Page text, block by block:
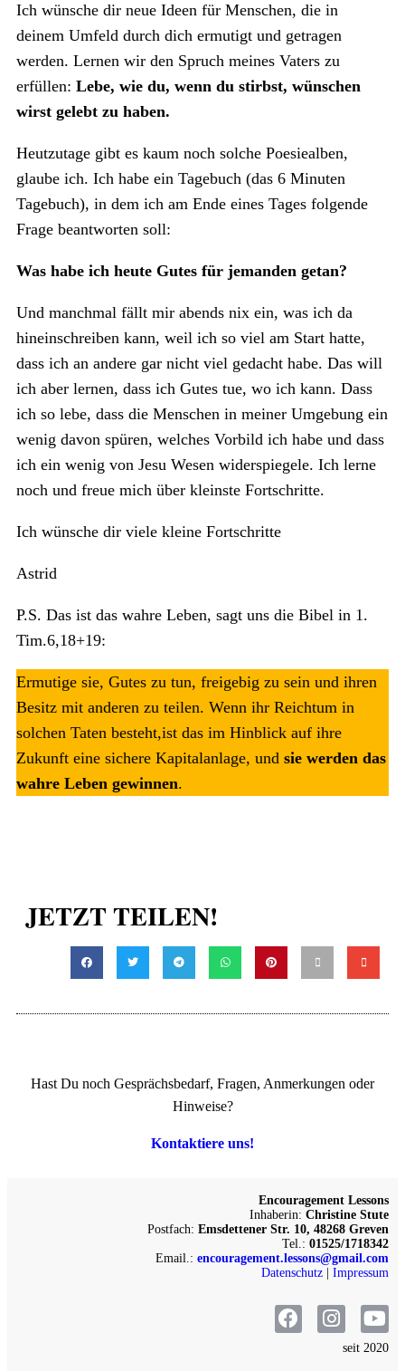
Ich wünsche dir neue Ideen für Menschen, die in
deinem Umfeld durch dich ermutigt und getragen
werden. Lernen wir den Spruch meines Vaters zu
erfüllen: Lebe, wie du, wenn du stirbst, wünschen
wirst gelebt zu haben.
Heutzutage gibt es kaum noch solche Poesiealben,
glaube ich. Ich habe ein Tagebuch (das 6 Minuten
Tagebuch), in dem ich am Ende eines Tages folgende
Frage beantworten soll:
Was habe ich heute Gutes für jemanden getan?
Und manchmal fällt mir abends nix ein, was ich da
hineinschreiben kann, weil ich so viel am Start hatte,
dass ich an andere gar nicht viel gedacht habe. Das will
ich aber lernen, dass ich Gutes tue, wo ich kann. Dass
ich so lebe, dass die Menschen in meiner Umgebung ein
wenig davon spüren, welches Vorbild ich habe und dass
ich ein wenig von Jesu Wesen widerspiegele. Ich lerne
noch und freue mich über kleinste Fortschritte.
Ich wünsche dir viele kleine Fortschritte
Astrid
P.S. Das ist das wahre Leben, sagt uns die Bibel in 1.
Tim.6,18+19:
Ermutige sie, Gutes zu tun, freigebig zu sein und ihren
Besitz mit anderen zu teilen. Wenn ihr Reichtum in
solchen Taten besteht,ist das im Hinblick auf ihre
Zukunft eine sichere Kapitalanlage, und sie werden das
wahre Leben gewinnen.
JETZT TEILEN!
Hast Du noch Gesprächsbedarf, Fragen, Anmerkungen oder
Hinweise?
Kontaktiere uns!
Encouragement Lessons
Inhaberin: Christine Stute
Postfach: Emsdettener Str. 10, 48268 Greven
Tel.: 01525/1718342
Email.: encouragement.lessons@gmail.com
Datenschutz
Impressum
seit 2020